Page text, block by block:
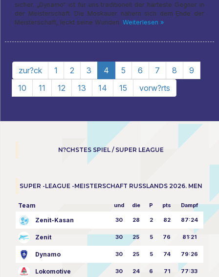
sicher. „Dynamo“ ist für uns traditionell der härteste Gegner in
der Meisterschaft. Die Moskauer nähern sich dem Ende der
Meisterschaft, leckt seine Wunden. Weiterlesen »
zur?ck 1 2 3 4 5 6 7 8
9
10
11 12 13 14 15 vorw?rts
N?CHSTES SPIEL / SUPER LEAGUE
SUPER -LEAGUE -MEISTERSCHAFT RUSSLANDS 2026. MEN
Team und die P pts Dampf
Zenit-Kasan 30 28 2 82 87:24
Zenit 30 25 5 76 81:21
Dynamo 30 25 5 74 79:26
Lokomotive 30 24 6 71 77:33